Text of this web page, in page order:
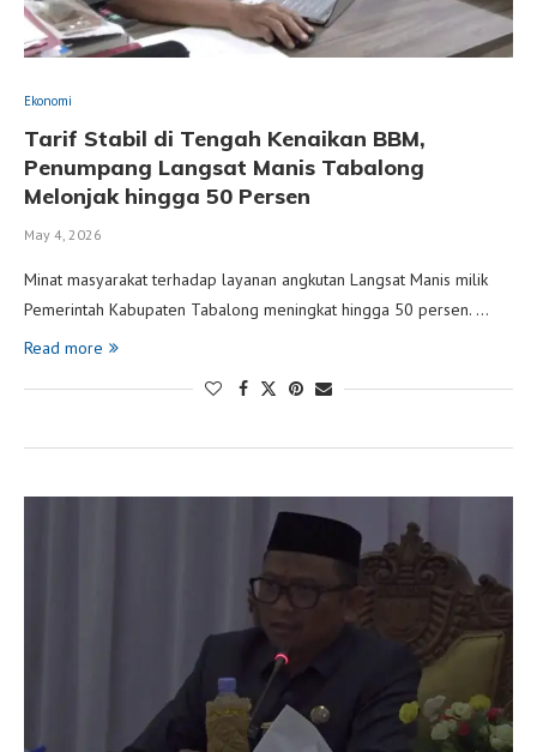
Ekonomi
Tarif Stabil di Tengah Kenaikan BBM,
Penumpang Langsat Manis Tabalong
Melonjak hingga 50 Persen
May 4, 2026
Minat masyarakat terhadap layanan angkutan Langsat Manis milik
Pemerintah Kabupaten Tabalong meningkat hingga 50 persen. …
Read more